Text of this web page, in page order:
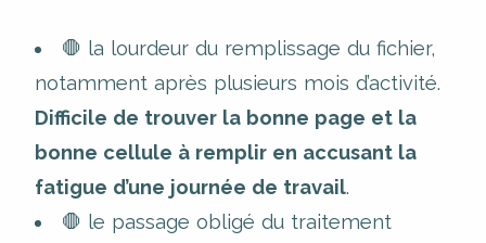
🛑 la lourdeur du remplissage du fichier,
notamment après plusieurs mois d’activité.
Difficile de trouver la bonne page et la
bonne cellule à remplir en accusant la
fatigue d’une journée de travail.
🛑 le passage obligé du traitement